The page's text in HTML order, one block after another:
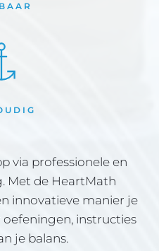
via professionele en
Met de HeartMath
innovatieve manier je
instructies
je balans.